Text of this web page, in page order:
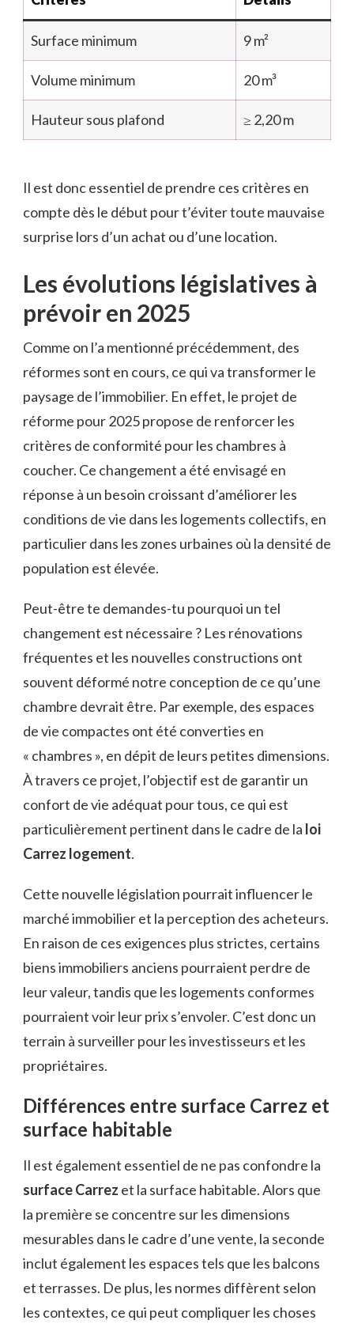
Surface minimum 9 m²
Volume minimum 20 m³
Hauteur sous plafond ≥ 2,20 m
Il est donc essentiel de prendre ces critères en
compte dès le début pour t’éviter toute mauvaise
surprise lors d’un achat ou d’une location.
Les évolutions législatives à
prévoir en 2025
Comme on l’a mentionné précédemment, des
réformes sont en cours, ce qui va transformer le
paysage de l’immobilier. En effet, le projet de
réforme pour 2025 propose de renforcer les
critères de conformité pour les chambres à
coucher. Ce changement a été envisagé en
réponse à un besoin croissant d’améliorer les
conditions de vie dans les logements collectifs, en
particulier dans les zones urbaines où la densité de
population est élevée.
Peut-être te demandes-tu pourquoi un tel
changement est nécessaire ? Les rénovations
fréquentes et les nouvelles constructions ont
souvent déformé notre conception de ce qu’une
chambre devrait être. Par exemple, des espaces
de vie compactes ont été converties en
« chambres », en dépit de leurs petites dimensions.
À travers ce projet, l’objectif est de garantir un
confort de vie adéquat pour tous, ce qui est
particulièrement pertinent dans le cadre de la loi
Carrez logement.
Cette nouvelle législation pourrait influencer le
marché immobilier et la perception des acheteurs.
En raison de ces exigences plus strictes, certains
biens immobiliers anciens pourraient perdre de
leur valeur, tandis que les logements conformes
pourraient voir leur prix s’envoler. C’est donc un
terrain à surveiller pour les investisseurs et les
propriétaires.
Différences entre surface Carrez et
surface habitable
Il est également essentiel de ne pas confondre la
surface Carrez et la surface habitable. Alors que
la première se concentre sur les dimensions
mesurables dans le cadre d’une vente, la seconde
inclut également les espaces tels que les balcons
et terrasses. De plus, les normes diffèrent selon
les contextes, ce qui peut compliquer les choses